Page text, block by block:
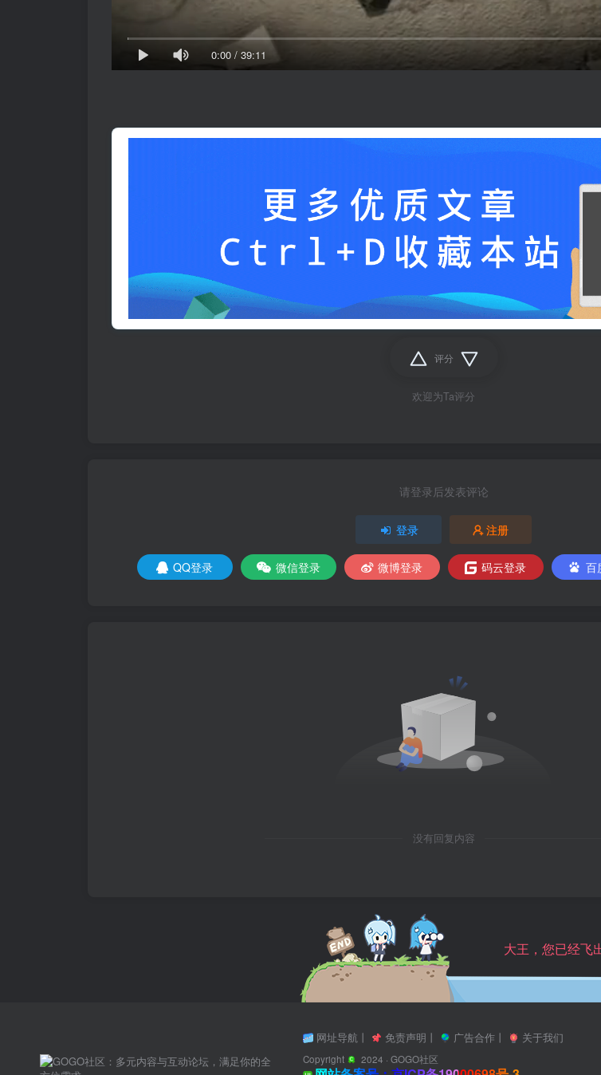
0:00 / 39:11
评分
欢迎为Ta评分
请登录后发表评论
登录 注册
QQ登录 微信登录 微博登录 码云登录 百
没有回复内容
大王，您已经飞
网址导航 丨 免责声明 丨 广告合作 丨 关于我们
Copyright 2024 · GOGO社区